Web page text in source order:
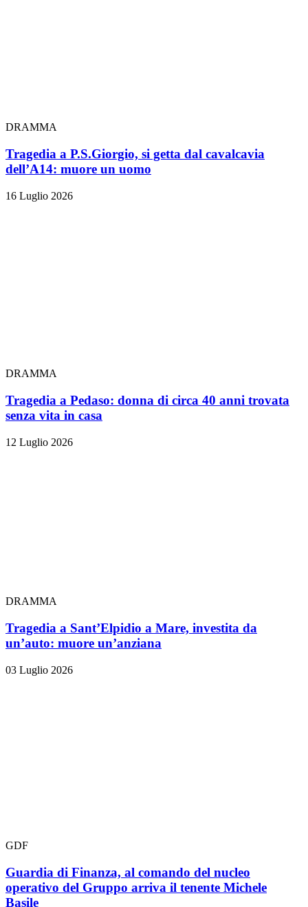
DRAMMA
Tragedia a P.S.Giorgio, si getta dal cavalcavia
dell’A14: muore un uomo
16 Luglio 2026
DRAMMA
Tragedia a Pedaso: donna di circa 40 anni trovata
senza vita in casa
12 Luglio 2026
DRAMMA
Tragedia a Sant’Elpidio a Mare, investita da
un’auto: muore un’anziana
03 Luglio 2026
GDF
Guardia di Finanza, al comando del nucleo
operativo del Gruppo arriva il tenente Michele
Basile